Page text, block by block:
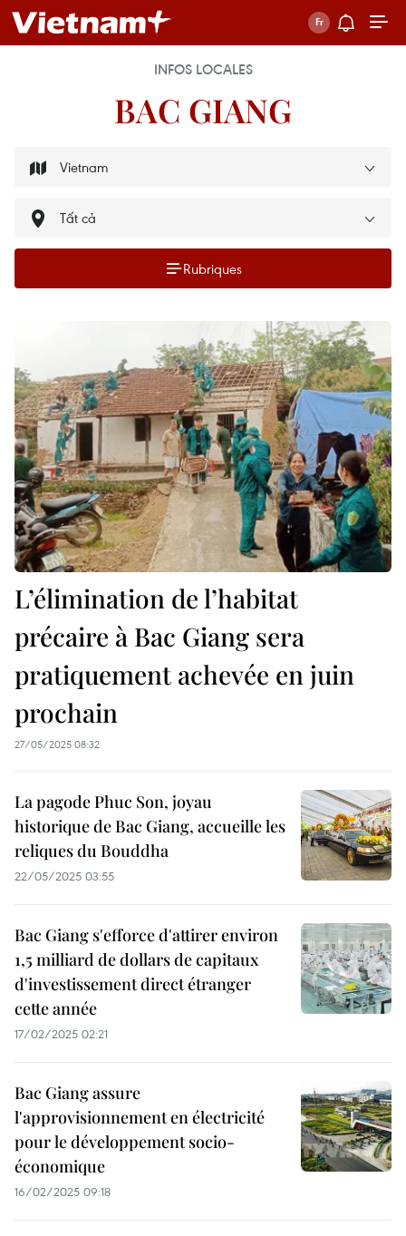
INFOS LOCALES
BAC GIANG
Rubriques
L’élimination de l’habitat
précaire à Bac Giang sera
pratiquement achevée en juin
prochain
27/05/2025 08:32
La pagode Phuc Son, joyau
historique de Bac Giang, accueille les
reliques du Bouddha
22/05/2025 03:55
Bac Giang s'efforce d'attirer environ
1,5 milliard de dollars de capitaux
d'investissement direct étranger
cette année
17/02/2025 02:21
Bac Giang assure
l'approvisionnement en électricité
pour le développement socio-
économique
16/02/2025 09:18